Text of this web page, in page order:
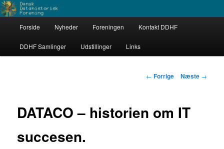
Fortsæt
til
primært
Dansk Datahistorisk Forening
Dataarkæologerne
Forside Nyheder Foreningen Kontakt DDHF
DDHF Samlinger Udstillinger Links
Indlægsnavigation
← Forrige Næste →
DATACO – historien om IT
succesen.